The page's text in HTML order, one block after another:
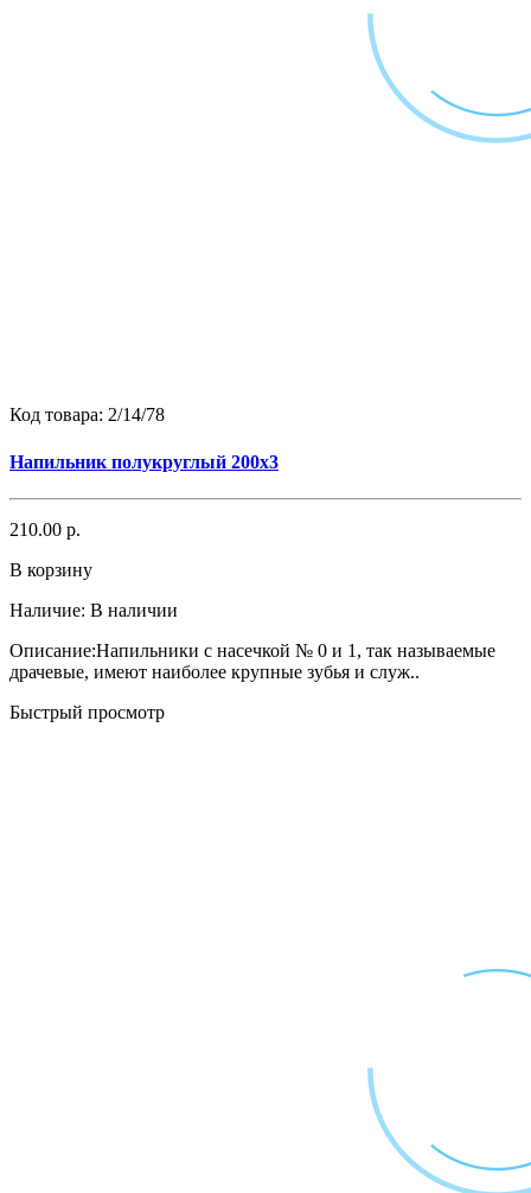
Код товара: 2/14/78
Напильник полукруглый 200х3
210.00 р.
В корзину
Наличие: В наличии
Описание:Напильники с насечкой № 0 и 1, так называемые
драчевые, имеют наиболее крупные зубья и служ..
Быстрый просмотр